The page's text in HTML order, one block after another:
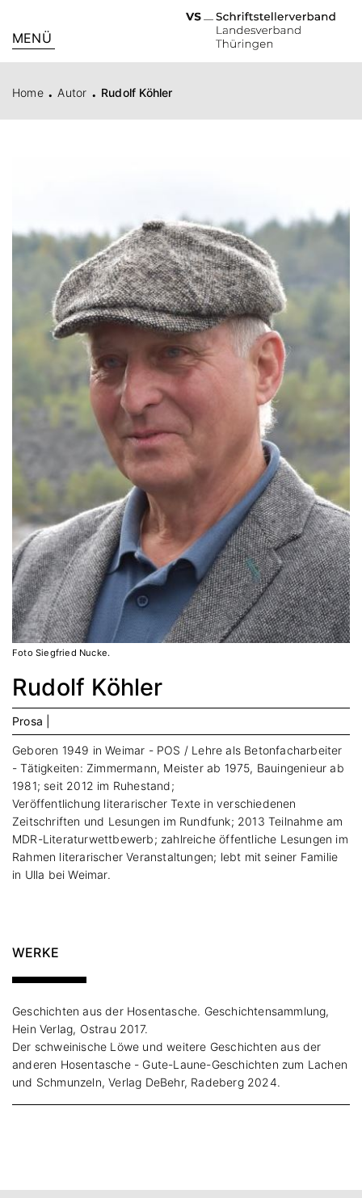
MENÜ
Home . Autor . Rudolf Köhler
Foto Siegfried Nucke.
Rudolf Köhler
Prosa |
Geboren 1949 in Weimar - POS / Lehre als Betonfacharbeiter
- Tätigkeiten: Zimmermann, Meister ab 1975, Bauingenieur ab
1981; seit 2012 im Ruhestand;
Veröffentlichung literarischer Texte in verschiedenen
Zeitschriften und Lesungen im Rundfunk; 2013 Teilnahme am
MDR-Literaturwettbewerb; zahlreiche öffentliche Lesungen im
Rahmen literarischer Veranstaltungen; lebt mit seiner Familie
in Ulla bei Weimar.
WERKE
Geschichten aus der Hosentasche. Geschichtensammlung,
Hein Verlag, Ostrau 2017.
Der schweinische Löwe und weitere Geschichten aus der
anderen Hosentasche - Gute-Laune-Geschichten zum Lachen
und Schmunzeln, Verlag DeBehr, Radeberg 2024.